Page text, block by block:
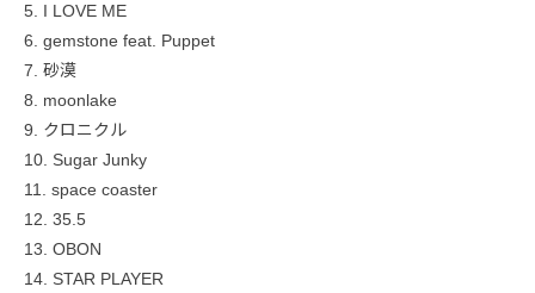
5. I LOVE ME
6. gemstone feat. Puppet
7. 砂漠
8. moonlake
9. クロニクル
10. Sugar Junky
11. space coaster
12. 35.5
13. OBON
14. STAR PLAYER